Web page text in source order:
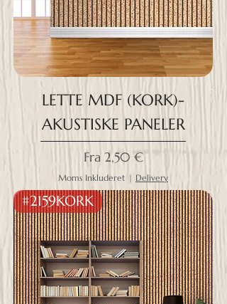
LETTE MDF (KORK)-
AKUSTISKE PANELER
Fra 2,50 €
Salgspris
Moms Inkluderet | Delivery
#2159KORK